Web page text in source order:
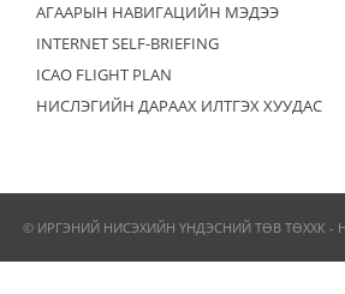
АГААРЫН НАВИГАЦИЙН МЭДЭЭ
INTERNET SELF-BRIEFING
ICAO FLIGHT PLAN
НИСЛЭГИЙН ДАРААХ ИЛТГЭХ ХУУДАС
© ИРГЭНИЙ НИСЭХИЙН ҮНДЭСНИЙ ТӨВ ТӨХХК